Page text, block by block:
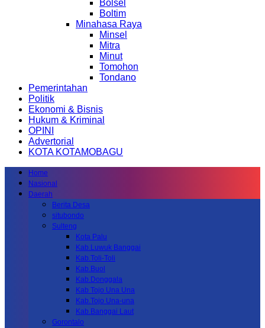
Bolsel
Boltim
Minahasa Raya
Minsel
Mitra
Minut
Tomohon
Tondano
Pemerintahan
Politik
Ekonomi & Bisnis
Hukum & Kriminal
OPINI
Advertorial
KOTA KOTAMOBAGU
Home
Nasional
Daerah
Berita Desa
situbondo
Sulteng
Kota Palu
Kab.Luwuk Banggai
Kab.Toli-Toli
Kab.Buol
Kab.Donggala
Kab Tojo Una Una
Kab.Tojo Una-una
Kab.Banggai Laut
Gorontalo